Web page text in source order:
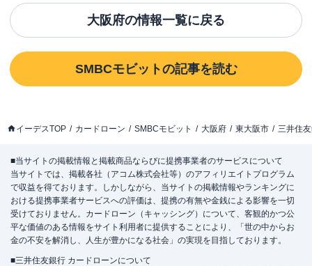
大阪府の情報一覧に戻る
SMBCモビットの記事を読む
イーデスTOP カードローン SMBCモビット 大阪府 東大阪市 三井住
■当サイトの掲載情報と掲載商品ならびに提携事業者のサービスについて
当サイトでは、掲載各社（アコム株式会社等）のアフィリエイトプログラム
で収益を得ております。しかしながら、当サイトの掲載情報やランキングに
おける提携事業者サービスへの評価は、提携の有無や金銭による影響を一切
受けておりません。カードローン（キャッシング）について、客観的かつ公
平な価値のある情報をサイト利用者に提供することにより、「世の中からお
金の不安を解消し、人生が豊かになる社会」の実現を目指しております。
■三井住友銀行 カードローンについて